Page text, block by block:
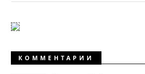
КОММЕНТАРИИ